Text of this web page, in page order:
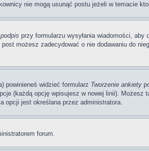
nie mogą usunąć postu jeżeli w temacie
przy formularzu wysyłania wiadomości, aby
możesz zadecydować o nie dodawaniu do
powinieneś widzieć formularz Tworzenie ankiety
(każdą opcję wpisujesz w nowej linii). Możesz
opcji jest określana przez administratora.
forum.